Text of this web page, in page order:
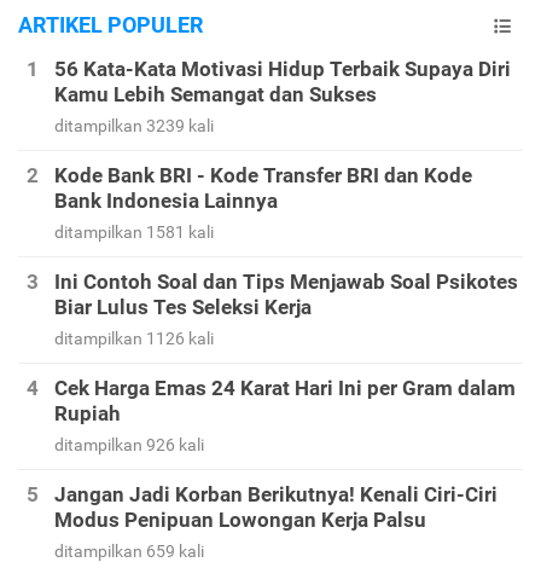
ARTIKEL POPULER
56 Kata-Kata Motivasi Hidup Terbaik Supaya Diri
Kamu Lebih Semangat dan Sukses
ditampilkan 3239 kali
Kode Bank BRI - Kode Transfer BRI dan Kode
Bank Indonesia Lainnya
ditampilkan 1581 kali
Ini Contoh Soal dan Tips Menjawab Soal Psikotes
Biar Lulus Tes Seleksi Kerja
ditampilkan 1126 kali
Cek Harga Emas 24 Karat Hari Ini per Gram dalam
Rupiah
ditampilkan 926 kali
Jangan Jadi Korban Berikutnya! Kenali Ciri-Ciri
Modus Penipuan Lowongan Kerja Palsu
ditampilkan 659 kali